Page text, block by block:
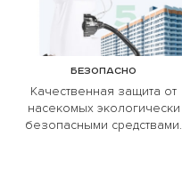
Безопасно
Качественная защита от
насекомых экологически
безопасными средствами.